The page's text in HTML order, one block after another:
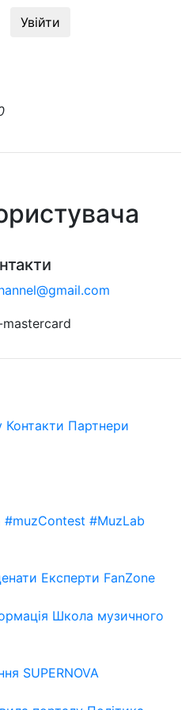
Увійти
Контакти Партнери
#muzContest #MuzLab
Експерти FanZone
Школа музичного
SUPERNOVA